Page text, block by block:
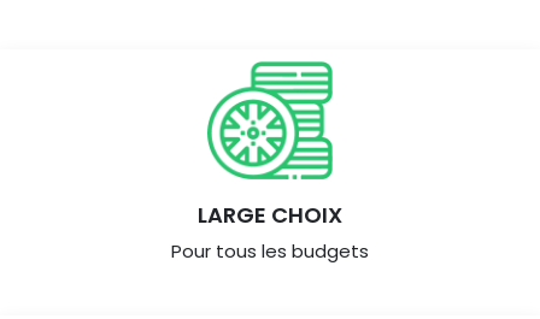
LARGE CHOIX
Pour tous les budgets